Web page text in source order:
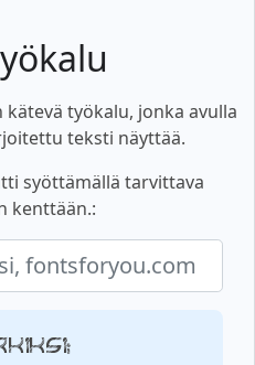
työkalu, jonka avulla
teksti näyttää.
syöttämällä tarvittava
kenttään.: